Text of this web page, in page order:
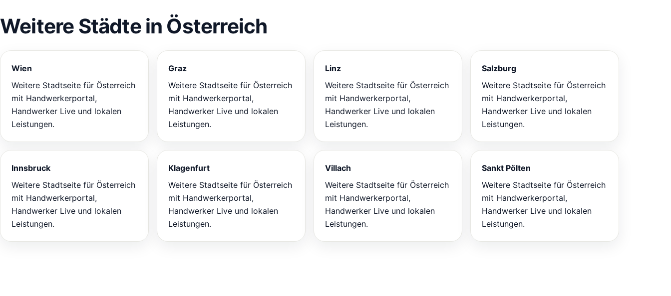
Weitere Städte in Österreich
Wien
Weitere Stadtseite für Österreich
mit Handwerkerportal,
Handwerker Live und lokalen
Leistungen.
Graz
Weitere Stadtseite für Österreich
mit Handwerkerportal,
Handwerker Live und lokalen
Leistungen.
Linz
Weitere Stadtseite für Österreich
mit Handwerkerportal,
Handwerker Live und lokalen
Leistungen.
Salzburg
Weitere Stadtseite für Österreich
mit Handwerkerportal,
Handwerker Live und lokalen
Leistungen.
Innsbruck
Weitere Stadtseite für Österreich
mit Handwerkerportal,
Handwerker Live und lokalen
Leistungen.
Klagenfurt
Weitere Stadtseite für Österreich
mit Handwerkerportal,
Handwerker Live und lokalen
Leistungen.
Villach
Weitere Stadtseite für Österreich
mit Handwerkerportal,
Handwerker Live und lokalen
Leistungen.
Sankt Pölten
Weitere Stadtseite für Österreich
mit Handwerkerportal,
Handwerker Live und lokalen
Leistungen.